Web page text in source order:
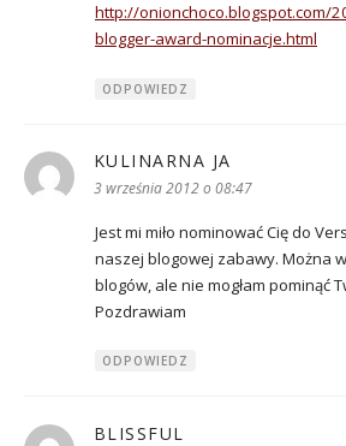
http://onionchoco.blogspot.com/
blogger-award-nominacje.html
ODPOWIEDZ
KULINARNA JA
3 września 2012 o 08:47
Jest mi miło nominować Cię do
naszej blogowej zabawy. Można
blogów, ale nie mogłam pominąć
Pozdrawiam
ODPOWIEDZ
BLISSFUL